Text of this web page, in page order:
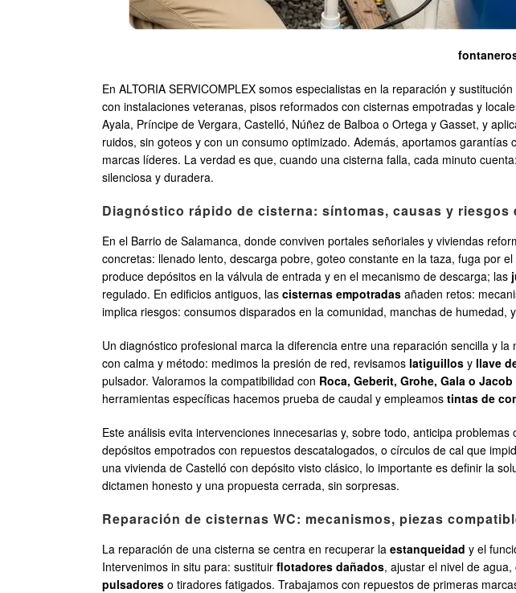
En ALTORIA SERVICOMPLEX somos especialistas en la reparación y
con instalaciones veteranas, pisos reformados con cisternas empotradas y
Ayala, Príncipe de Vergara, Castelló, Núñez de Balboa o Ortega y Gasset, y
ruidos, sin goteos y con un consumo optimizado. Además, aportamos
marcas líderes. La verdad es que, cuando una cisterna falla, cada minuto
silenciosa y duradera.
Diagnóstico rápido de cisterna: síntomas, causas y riesgos
En el Barrio de Salamanca, donde conviven portales señoriales y viviendas
concretas: llenado lento, descarga pobre, goteo constante en la taza, fuga por
produce depósitos en la válvula de entrada y en el mecanismo de descarga; las
regulado. En edificios antiguos, las cisternas empotradas añaden retos:
implica riesgos: consumos disparados en la comunidad, manchas de humedad,
Un diagnóstico profesional marca la diferencia entre una reparación sencilla y la
con calma y método: medimos la presión de red, revisamos latiguillos y llave
pulsador. Valoramos la compatibilidad con Roca, Geberit, Grohe, Gala o
herramientas específicas hacemos prueba de caudal y empleamos tintas de
Este análisis evita intervenciones innecesarias y, sobre todo, anticipa
depósitos empotrados con repuestos descatalogados, o círculos de cal que
una vivienda de Castelló con depósito visto clásico, lo importante es definir la
dictamen honesto y una propuesta cerrada, sin sorpresas.
Reparación de cisternas WC: mecanismos, piezas
La reparación de una cisterna se centra en recuperar la estanqueidad y el
Intervenimos in situ para: sustituir flotadores dañados, ajustar el nivel de agua,
pulsadores o tiradores fatigados. Trabajamos con repuestos de primeras